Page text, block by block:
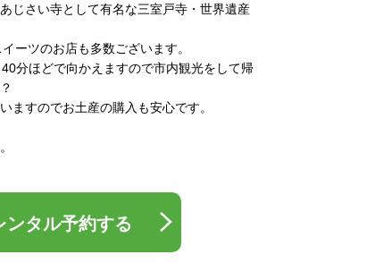
じさい寺として有名な三室戸寺・世界遺産
ーツのお店も多数ございます。
分ほどで向かえますので市内観光をして帰
ますのでお土産の購入も安心です。
ンタル予約する